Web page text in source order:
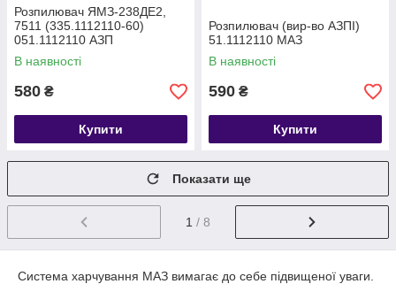
Розпилювач ЯМЗ-238ДЕ2,
7511 (335.1112110-60)
051.1112110 АЗП
В наявності
580 ₴
Купити
Розпилювач (вир-во АЗПІ)
51.1112110 МАЗ
В наявності
590 ₴
Купити
Показати ще
1 / 8
Система харчування МАЗ вимагає до себе підвищеної уваги.